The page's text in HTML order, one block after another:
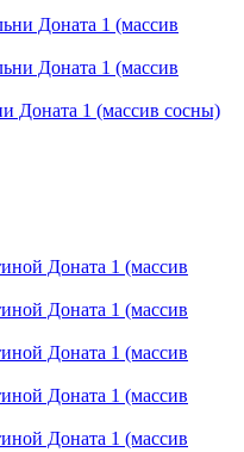
Доната 1 (массив сосны)